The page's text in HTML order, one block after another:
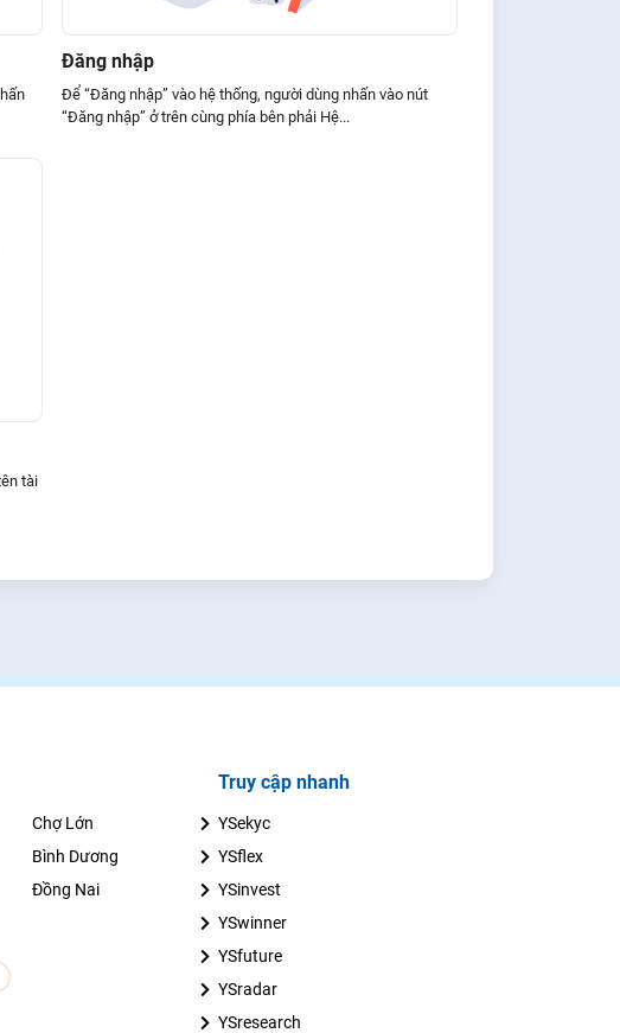
Đăng nhập
Để “Đăng nhập” vào hệ thống, người dùng nhấn vào nút
“Đăng nhập” ở trên cùng phía bên phải Hệ...
tài
Chợ Lớn
Bình Dương
Đồng Nai
Truy cập nhanh
YSekyc
YSflex
YSinvest
YSwinner
YSfuture
YSradar
YSresearch